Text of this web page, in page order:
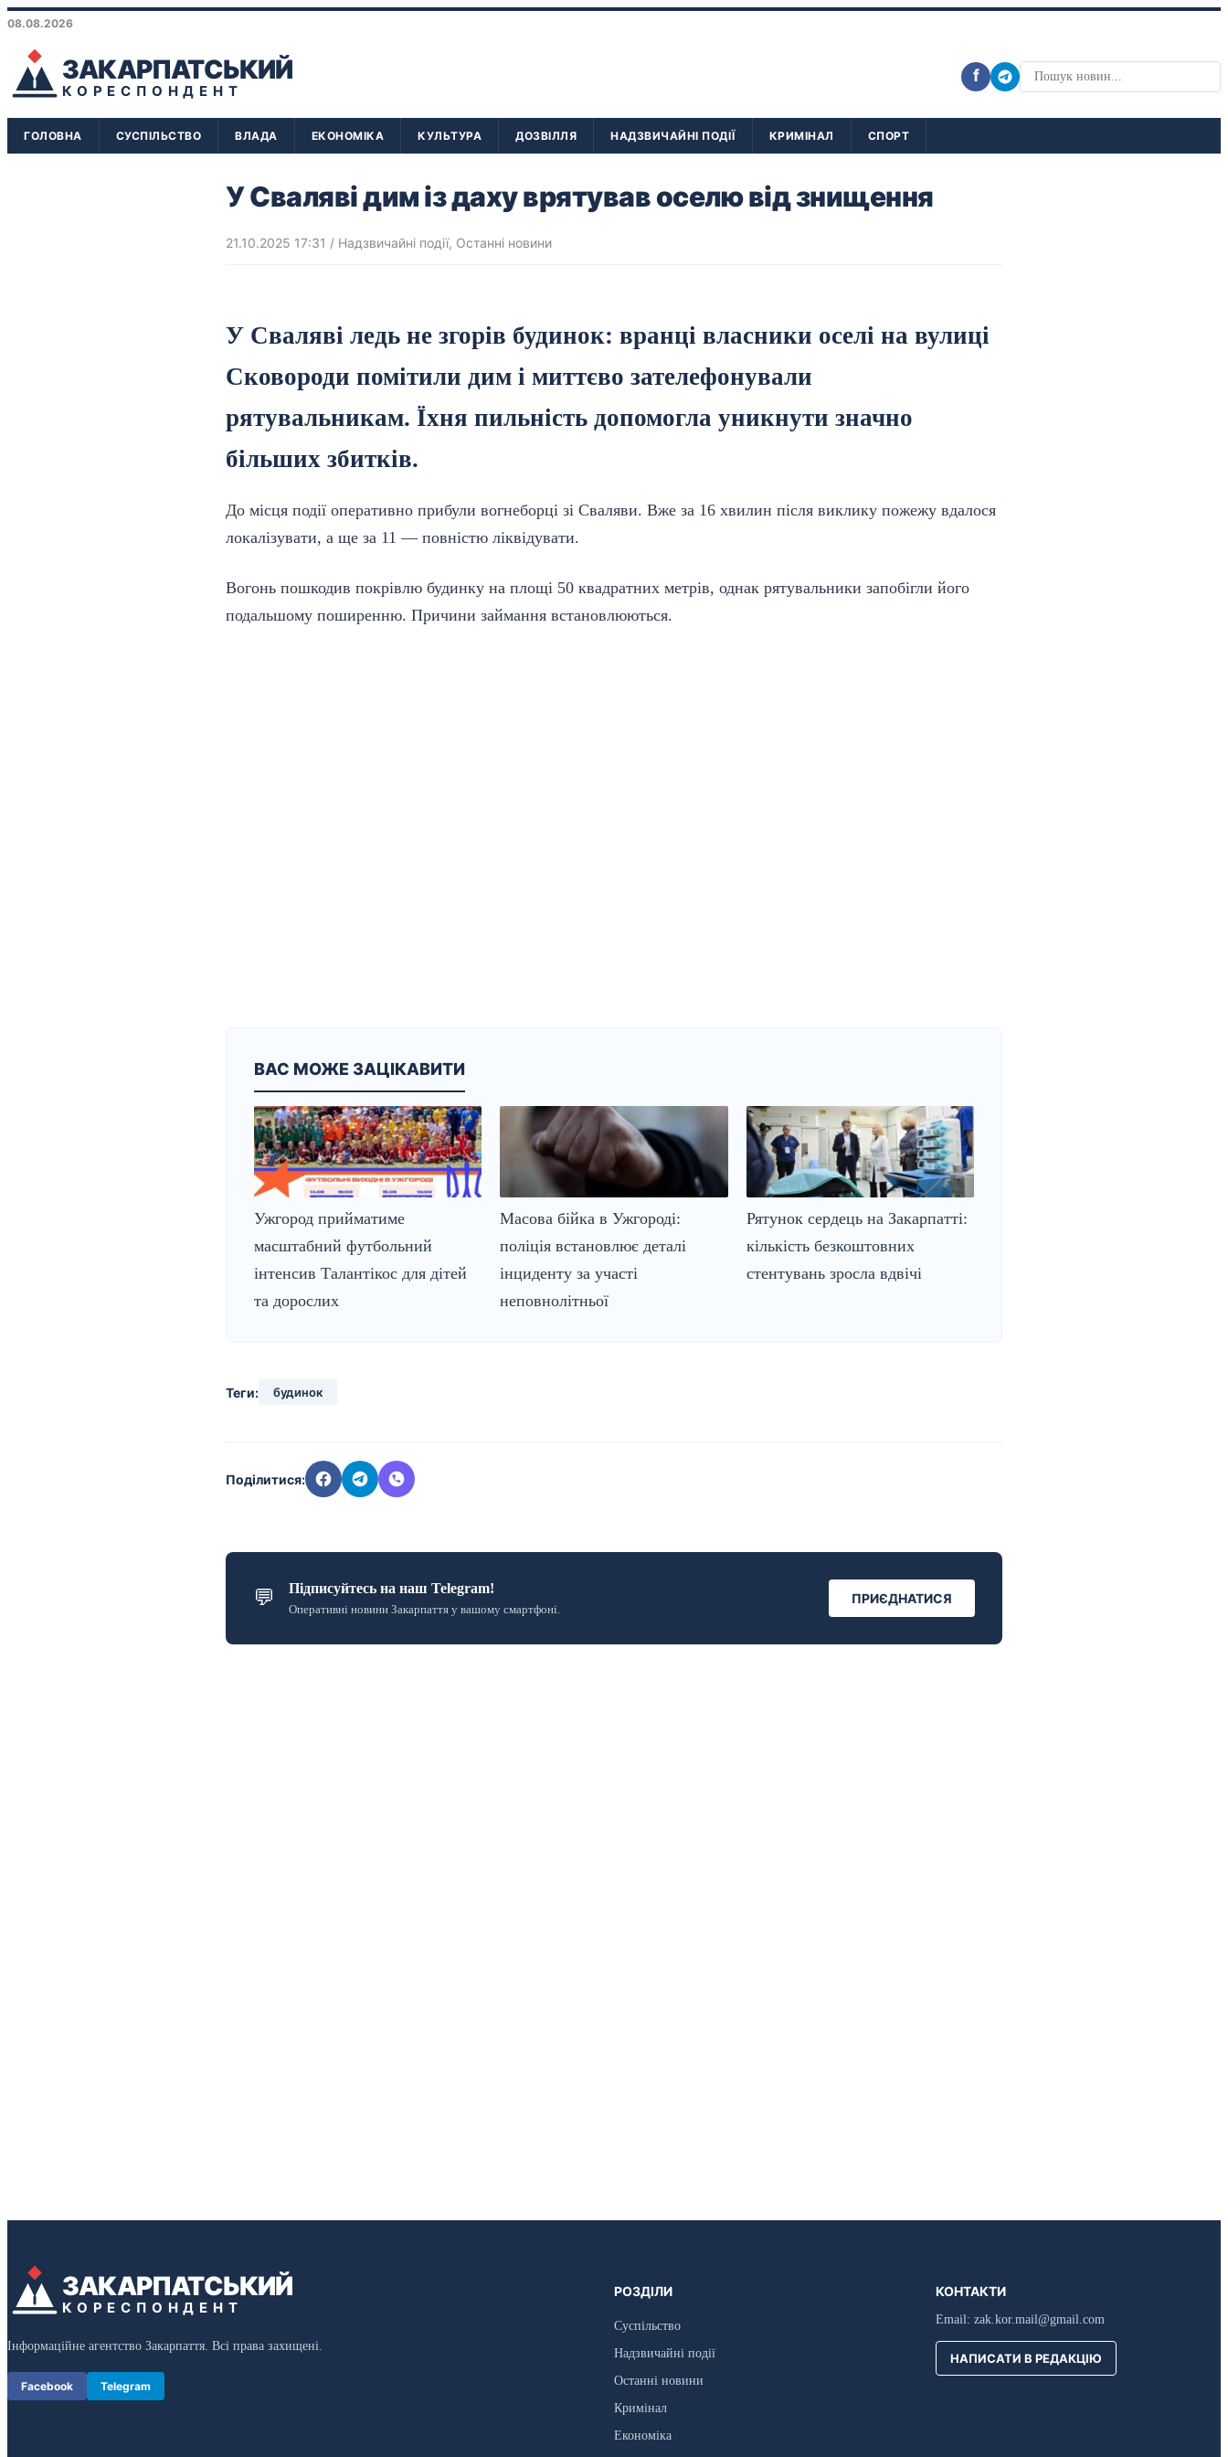
08.08.2026
ЗАКАРПАТСЬКИЙ
КОРЕСПОНДЕНТ
f
ГОЛОВНА СУСПІЛЬСТВО ВЛАДА ЕКОНОМІКА КУЛЬТУРА ДОЗВІЛЛЯ НАДЗВИЧАЙНІ ПОДІЇ КРИМІНАЛ СПОРТ
У Сваляві дим із даху врятував оселю від знищення
21.10.2025 17:31 / Надзвичайні події, Останні новини
У Сваляві ледь не згорів будинок: вранці власники оселі на вулиці
Сковороди помітили дим і миттєво зателефонували
рятувальникам. Їхня пильність допомогла уникнути значно
більших збитків.
До місця події оперативно прибули вогнеборці зі Сваляви. Вже за 16 хвилин після виклику пожежу вдалося
локалізувати, а ще за 11 — повністю ліквідувати.
Вогонь пошкодив покрівлю будинку на площі 50 квадратних метрів, однак рятувальники запобігли його
подальшому поширенню. Причини займання встановлюються.
ВАС МОЖЕ ЗАЦІКАВИТИ
Ужгород прийматиме
масштабний футбольний
інтенсив Талантікос для дітей
та дорослих
Масова бійка в Ужгороді:
поліція встановлює деталі
інциденту за участі
неповнолітньої
Рятунок сердець на Закарпатті:
кількість безкоштовних
стентувань зросла вдвічі
Теги: будинок
Поділитися:
💬 Підписуйтесь на наш Telegram!
Оперативні новини Закарпаття у вашому смартфоні.
ПРИЄДНАТИСЯ
ЗАКАРПАТСЬКИЙ
КОРЕСПОНДЕНТ
Інформаційне агентство Закарпаття. Всі права захищені.
Facebook Telegram
РОЗДІЛИ
Суспільство
Надзвичайні події
Останні новини
Кримінал
Економіка
КОНТАКТИ
Email: zak.kor.mail@gmail.com
НАПИСАТИ В РЕДАКЦІЮ